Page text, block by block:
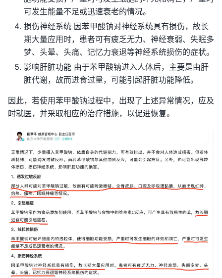
可发生能量不足或迅速衰老的情况。
损伤神经系统 因苯甲酸钠对神经系统具有损伤，故长
期大量应用时，患者可有疲乏无力、神经衰弱、失眠多
梦、头晕、头痛、记忆力衰退等神经系统损伤的症状。
影响肝脏功能 由于苯甲酸钠进入人体后，主要是由肝
脏代谢，故而进食过量，可能引起肝脏功能降低。
因此，若使用苯甲酸钠过程中，出现了上述异常情况，应及
时就医，并采取相应的治疗措施，以促进恢复。